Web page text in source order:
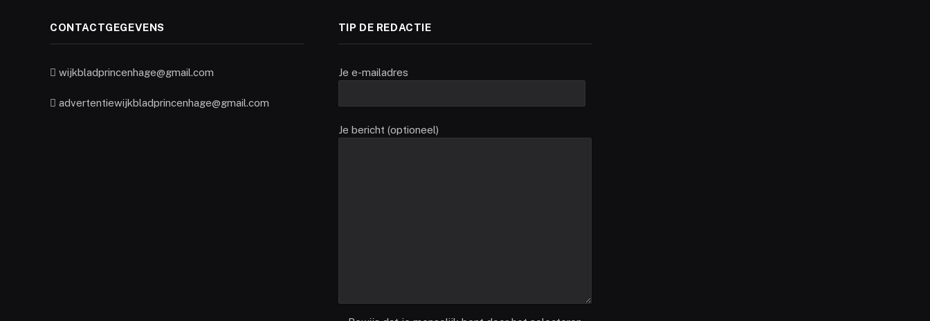
CONTACTGEGEVENS
wijkbladprincenhage@gmail.com
advertentiewijkbladprincenhage@gmail.com
TIP DE REDACTIE
Je e-mailadres
Je bericht (optioneel)